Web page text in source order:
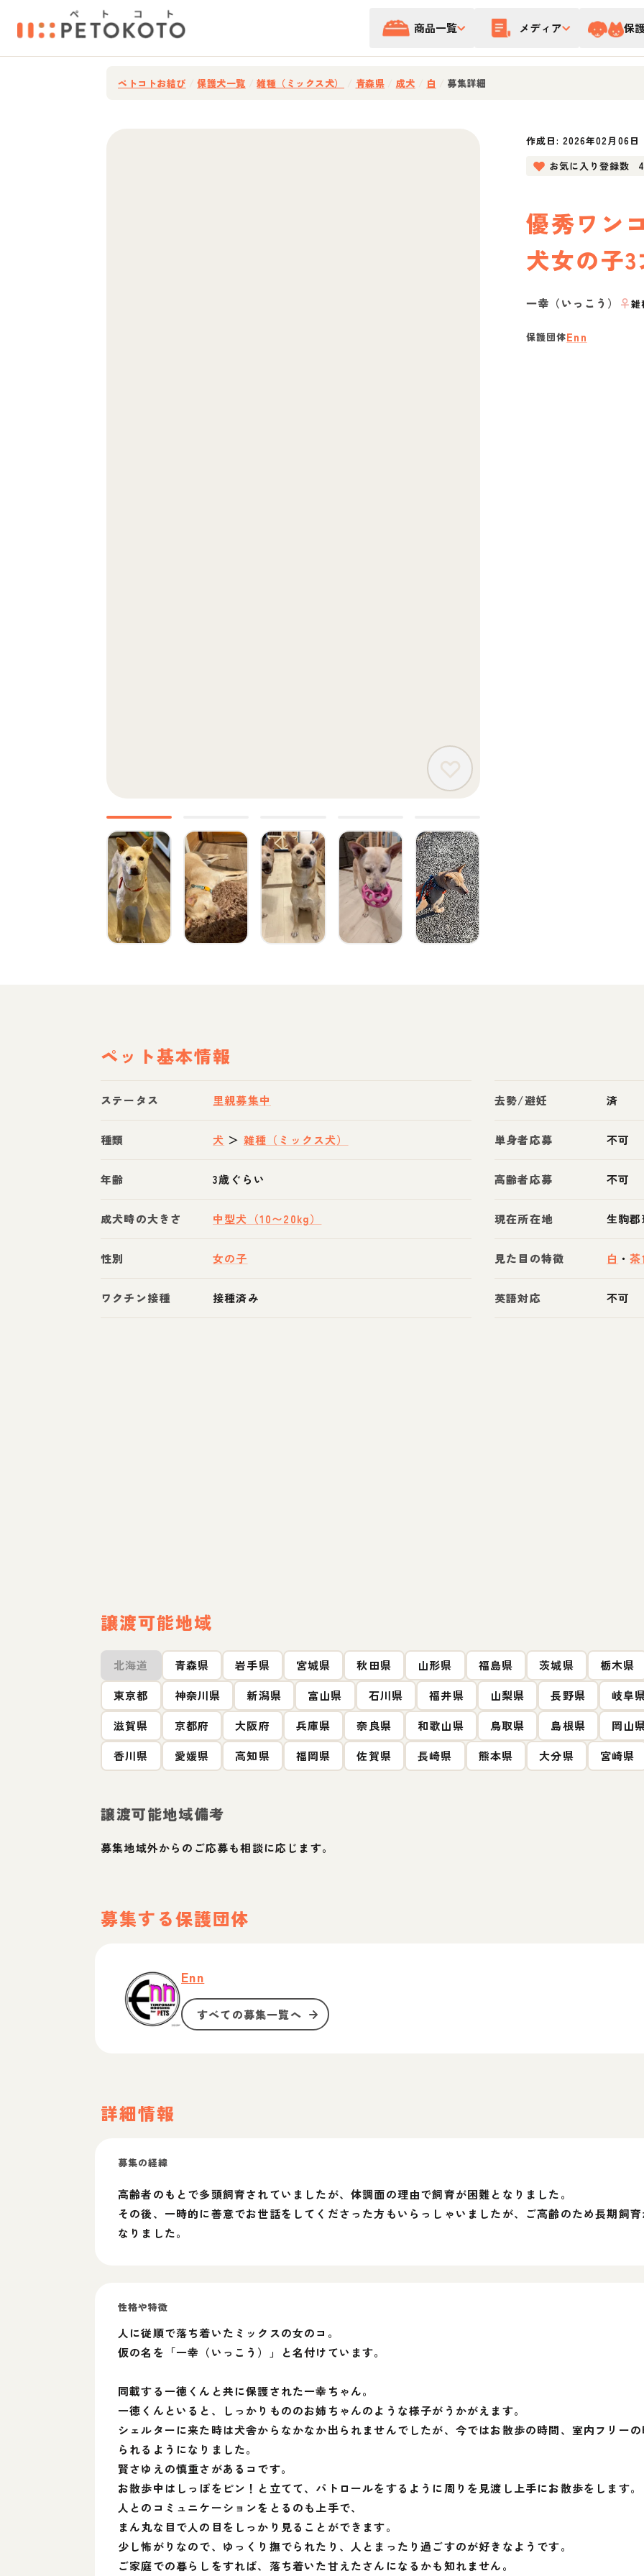
商品一覧 メディア 保
ペトコトお結び 保護犬一覧 雑種（ミックス犬） 青森県 成犬 白 募集詳細
作成日:2026年02月06日
お気に入り登録数
優秀ワン
犬女の子3
一幸（いっこう） ♀雑
保護団体Enn
ペット基本情報
ステータス 里親募集中
種類 犬 ＞ 雑種（ミックス犬）
年齢 3歳ぐらい
成犬時の大きさ 中型犬（10〜20kg）
性別 女の子
ワクチン接種 接種済み
去勢/避妊 済
単身者応募 不可
高齢者応募 不可
現在所在地 生駒
見た目の特徴 白 ・茶
英語対応 不可
譲渡可能地域
北海道 青森県 岩手県 宮城県 秋田県 山形県 福島県 茨城県 栃木県
東京都
神奈川県 新潟県 富山県 石川県 福井県 山梨県 長野県 岐阜
滋賀県
京都府 大阪府 兵庫県 奈良県 和歌山県 鳥取県 島根県 岡山
香川県
愛媛県 高知県 福岡県 佐賀県 長崎県 熊本県 大分県 宮崎県
譲渡可能地域備考
募集地域外からのご応募も相談に応じます。
募集する保護団体
Enn
すべての募集一覧へ
詳細情報
募集の経緯
高齢者のもとで多頭飼育されていましたが、体調面の理由で飼育が困難となりました。
その後、一時的に善意でお世話をしてくださった方もいらっしゃいましたが、ご高齢のため長期飼
なりました。
性格や特徴
人に従順で落ち着いたミックスの女のコ。
仮の名を「一幸（いっこう）」と名付けています。
同載する一徳くんと共に保護された一幸ちゃん。
一徳くんといると、しっかりもののお姉ちゃんのような様子がうかがえます。
シェルターに来た時は犬舎からなかなか出られませんでしたが、今ではお散歩の時間、室内フリー
られるようになりました。
賢さゆえの慎重さがあるコです。
お散歩中はしっぽをピン！と立てて、パトロールをするように周りを見渡し上手にお散歩をします。
人とのコミュニケーションをとるのも上手で、
まん丸な目で人の目をしっかり見ることができます。
少し怖がりなので、ゆっくり撫でられたり、人とまったり過ごすのが好きなようです。
ご家庭での暮らしをすれば、落ち着いた甘えたさんになるかも知れません。